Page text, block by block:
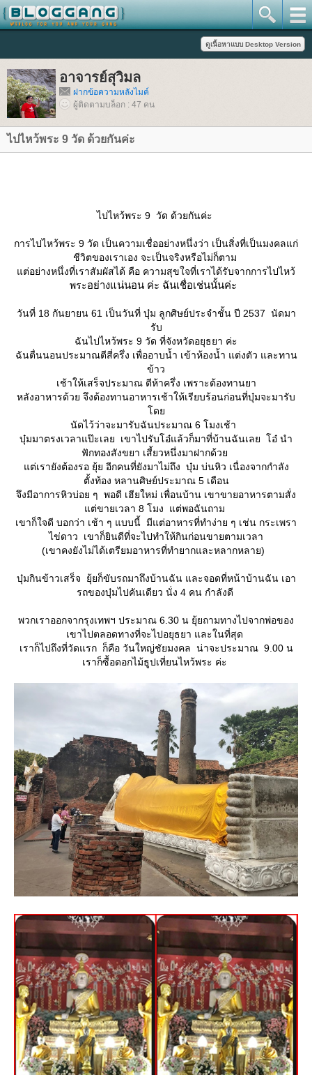
อาจารย์สุวิมล
ฝากข้อความหลังไมค์
ผู้ติดตามบล็อก : 47 คน
ไปไหว้พระ 9 วัด ด้วยกันค่ะ
ไปไหว้พระ 9 วัด ด้วยกันค่ะ
การไปไหว้พระ 9 วัด เป็นความเชื่ออย่างหนึ่งว่า เป็นสิ่งที่เป็นมงคลแก่
ชีวิตของเราเอง จะเป็นจริงหรือไม่ก็ตาม
ต่อย่างหนึ่งที่เราสัมผัสได้ คือ ความสุขใจที่เราได้รับจากการไปไหว้
พระอย่างแน่นอน ค่ะ ฉันเชื่อเช่นนั้นค่ะ
วันที่ 18 กันยายน 61 เป็นวันที่ บุ๋ม ลูกศิษย์ประจำชั้น ปี 2537 นัดมา
รับ
ฉันไปไหว้พระ 9 วัด ที่จังหวัดอยุธยา ค่ะ
ฉันตื่นนอนประมาณตีสี่ครึ่ง เพื่ออาบน้ำ เข้าห้องน้ำ แต่งตัว และทาน
ข้าว
เช้าให้เสร็จประมาณ ตีห้าครึ่ง เพราะต้องทานยา
หลังอาหารด้วย จึงต้องทานอาหารเช้าให้เรียบร้อนก่อนที่บุ๋มจะมารับ
ด
นัดไว้ว่าจะมารับฉันประมาณ 6 โมงเช้า
บุ๋มมาตรงเวลาแป๊ะเลย เขาไปรับโอ๋แล้วก็มาที่บ้านฉันเลย โอ๋ นำ
ฟักทองสังขยา เสี้ยวหนึ่งมาฝากด้ว
ต่เรายังต้องรอ ยุ้ย อีกคนที่ยังมาไม่ถึง บุ๋ม บ่นหิว เนื่องจากกำลัง
ตั้งท้อง หลานศิษย์ประมาณ 5 เดือน
จึงมีอาการหิวบ่อย ๆ พอดี เฮียใหม่ เพื่อนบ้าน เขาขายอาหารตามสั่ง
ต่ขายเวลา 8 โมง แต่พอฉันถาม
เขาก็ใจดี บอกว่า เช้า ๆ แบบนี้ มีแต่อาหารที่ทำง่าย ๆ เช่น กระเพรา
ไข่ดาว เขาก็ยินดีที่จะไปทำให้กินก่อนขายตามเวลา
(เขาคงยังไม่ได้เตรียมอาหารที่ทำยากและหลากหลาย)
บุ๋มกินข้าวเสร็จ ยุ้ยก็ขับรถมาถึงบ้านฉัน และจอดที่หน้าบ้านฉัน เอา
รถของบุ๋มไปคันเดียว นั่ง 4 คน กำลังดี
พวกเราออกจากรุงเทพฯ ประมาณ 6.30 น ยุ้ยถามทางไปจากพ่อของ
เขาไปตลอดทางที่จะไปอยุธยา และในที่สุด
เราก็ไปถึงที่วัดแรก ก็คือ วันใหญ่ชัยมงคล น่าจะประมาณ 9.00 น
เราก็ซื้อดอกไม้ธูปเที่ยนไหว้พระ ค่ะ